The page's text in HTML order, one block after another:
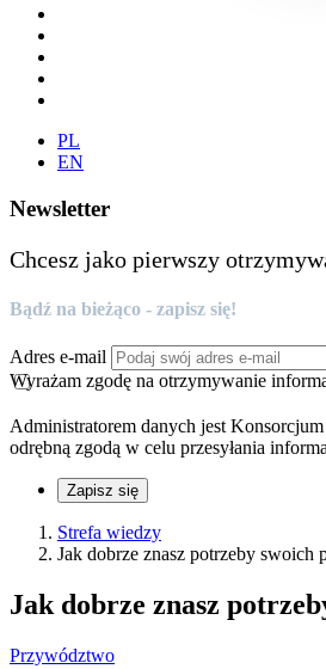
PL
EN
Newsletter
Chcesz jako pierwszy
Bądź na bieżąco - zapisz się!
Adres e-mail
Wyrażam zgodę na otrzymywanie
Administratorem danych jest
odrębną zgodą w celu przesyłania
Zapisz się
Strefa wiedzy
Jak dobrze znasz potrzeby swoich
Jak dobrze znasz
Przywództwo